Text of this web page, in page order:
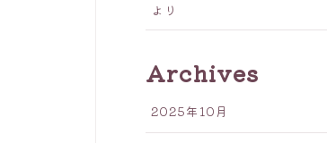
より
Archives
2025年10月